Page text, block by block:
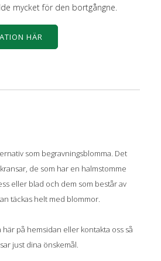
mycket för den bortgångne.
HÄR
som begravningsblomma. Det
de som har en halmstomme
eller blad och dem som består av
täckas helt med blommor.
här på hemsidan eller kontakta oss så
just dina önskemål.